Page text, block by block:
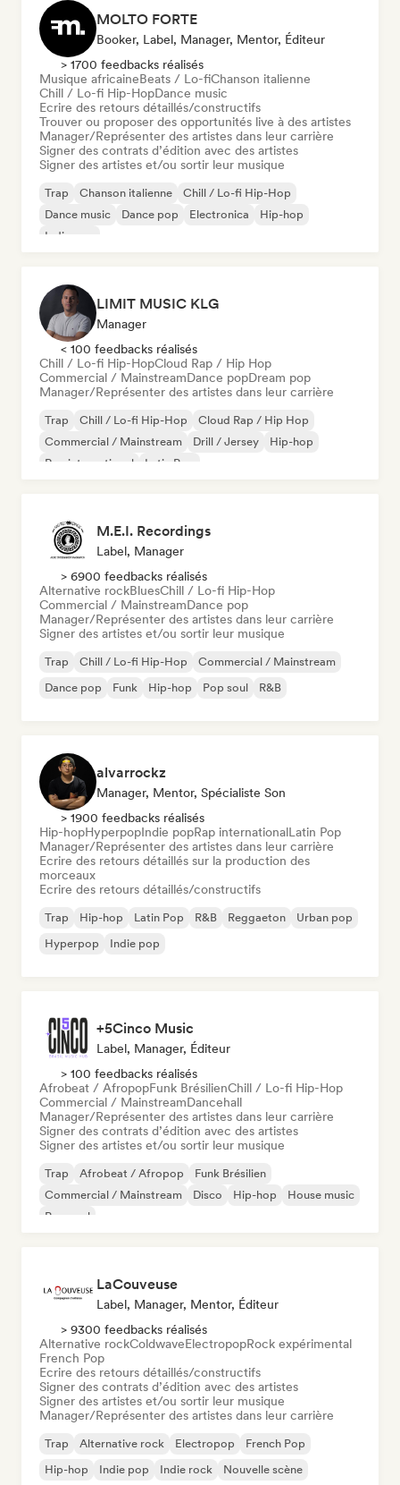
MOLTO FORTE
Booker, Label, Manager, Mentor, Éditeur
> 1700 feedbacks réalisés
Musique africaineBeats / Lo-fiChanson italienne
Chill / Lo-fi Hip-HopDance music
Ecrire des retours détaillés/constructifs
Trouver ou proposer des opportunités live à des artistes
Manager/Représenter des artistes dans leur carrière
Signer des contrats d’édition avec des artistes
Signer des artistes et/ou sortir leur musique
Trap Chanson italienne
Chill / Lo-fi Hip-Hop
Dance music
Dance pop Electronica
Hip-hop
Indie pop
LIMIT MUSIC KLG
Manager
< 100 feedbacks réalisés
Chill / Lo-fi Hip-HopCloud Rap / Hip Hop
Commercial / MainstreamDance popDream pop
Manager/Représenter des artistes dans leur carrière
Trap Chill / Lo-fi Hip-Hop
Cloud Rap / Hip Hop
Commercial / Mainstream
Drill / Jersey
Hip-hop
Rap international
Latin Pop
M.E.I. Recordings
Label, Manager
> 6900 feedbacks réalisés
Alternative rockBluesChill / Lo-fi Hip-Hop
Commercial / MainstreamDance pop
Manager/Représenter des artistes dans leur carrière
Signer des artistes et/ou sortir leur musique
Trap Chill / Lo-fi Hip-Hop
Commercial / Mainstream
Dance pop
Funk Hip-hop Pop soul R&B
alvarrockz
Manager, Mentor, Spécialiste Son
> 1900 feedbacks réalisés
Hip-hopHyperpopIndie popRap internationalLatin Pop
Manager/Représenter des artistes dans leur carrière
Ecrire des retours détaillés sur la production des
morceaux
Ecrire des retours détaillés/constructifs
Trap Hip-hop Latin Pop R&B Reggaeton
Urban pop
Hyperpop
Indie pop
+5Cinco Music
Label, Manager, Éditeur
> 100 feedbacks réalisés
Afrobeat / AfropopFunk BrésilienChill / Lo-fi Hip-Hop
Commercial / MainstreamDancehall
Manager/Représenter des artistes dans leur carrière
Signer des contrats d’édition avec des artistes
Signer des artistes et/ou sortir leur musique
Trap Afrobeat / Afropop
Funk Brésilien
Commercial / Mainstream
Disco Hip-hop
House music
Pop soul
LaCouveuse
Label, Manager, Mentor, Éditeur
> 9300 feedbacks réalisés
Alternative rockColdwaveElectropopRock expérimental
French Pop
Ecrire des retours détaillés/constructifs
Signer des contrats d’édition avec des artistes
Signer des artistes et/ou sortir leur musique
Manager/Représenter des artistes dans leur carrière
Trap Alternative rock Electropop
French Pop
Hip-hop
Indie pop Indie rock Nouvelle scène